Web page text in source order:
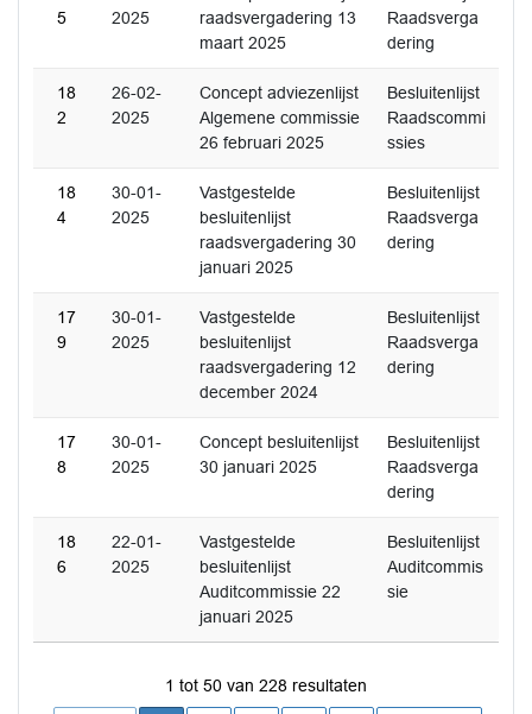
5
2025
raadsvergadering 13
maart 2025
Raadsverga
dering
18
2
26-02-
2025
Concept adviezenlijst
Algemene commissie
26 februari 2025
Besluitenlijst
Raadscommi
ssies
18
4
30-01-
2025
Vastgestelde
besluitenlijst
raadsvergadering 30
januari 2025
Besluitenlijst
Raadsverga
dering
17
9
30-01-
2025
Vastgestelde
besluitenlijst
raadsvergadering 12
december 2024
Besluitenlijst
Raadsverga
dering
17
8
30-01-
2025
Concept besluitenlijst
30 januari 2025
Besluitenlijst
Raadsverga
dering
18
6
22-01-
2025
Vastgestelde
besluitenlijst
Auditcommissie 22
januari 2025
Besluitenlijst
Auditcommis
sie
1 tot 50 van 228 resultaten